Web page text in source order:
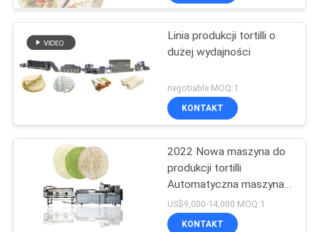
Linia produkcji tortilli o
dużej wydajności
negotiable MOQ:1
KONTAKT
2022 Nowa maszyna do
produkcji tortilli
Automatyczna maszyna
do produkcji tortilli BP-
650
US$9,000-14,000 MOQ:1
KONTAKT